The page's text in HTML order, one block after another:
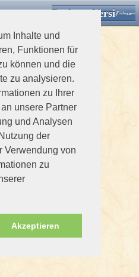
Inhalte und
Funktionen für
können und die
zu analysieren.
zu Ihrer
unsere Partner
und Analysen
der
Verwendung von
zu
Akzeptieren
Desktop VersionEinloggen